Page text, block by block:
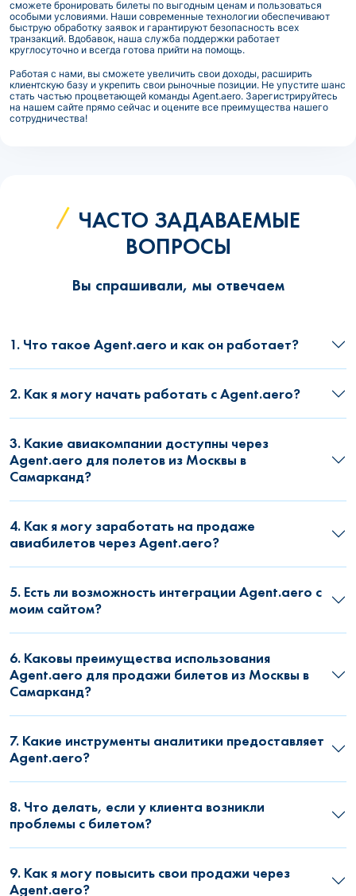
сможете бронировать билеты по выгодным ценам и пользоваться
особыми условиями. Наши современные технологии обеспечивают
быструю обработку заявок и гарантируют безопасность всех
транзакций. Вдобавок, наша служба поддержки работает
круглосуточно и всегда готова прийти на помощь.
Работая с нами, вы сможете увеличить свои доходы, расширить
клиентскую базу и укрепить свои рыночные позиции. Не упустите шанс
стать частью процветающей команды Agent.aero. Зарегистрируйтесь
на нашем сайте прямо сейчас и оцените все преимущества нашего
сотрудничества!
ЧАСТО ЗАДАВАЕМЫЕ
ВОПРОСЫ
Вы спрашивали, мы отвечаем
1. Что такое Agent.aero и как он работает?
2. Как я могу начать работать с Agent.aero?
3. Какие авиакомпании доступны через
Agent.aero для полетов из Москвы в
Самарканд?
4. Как я могу заработать на продаже
авиабилетов через Agent.aero?
5. Есть ли возможность интеграции Agent.aero с
моим сайтом?
6. Каковы преимущества использования
Agent.aero для продажи билетов из Москвы в
Самарканд?
7. Какие инструменты аналитики предоставляет
Agent.aero?
8. Что делать, если у клиента возникли
проблемы с билетом?
9. Как я могу повысить свои продажи через
Agent.aero?